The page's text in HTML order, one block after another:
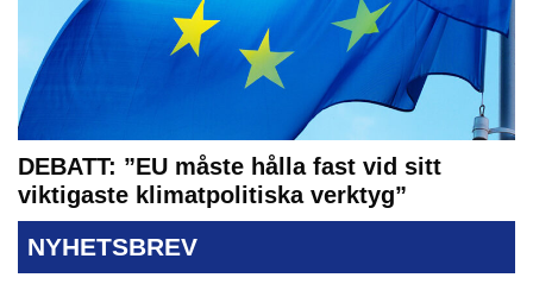
DEBATT: ”EU måste hålla fast vid sitt
viktigaste klimatpolitiska verktyg”
NYHETSBREV